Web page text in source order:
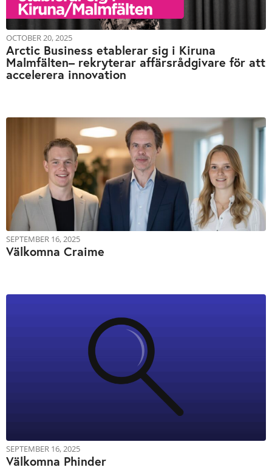
OCTOBER 20, 2025
Arctic Business etablerar sig i Kiruna
Malmfälten– rekryterar affärsrådgivare för att
accelerera innovation
SEPTEMBER 16, 2025
Välkomna Craime
SEPTEMBER 16, 2025
Välkomna Phinder